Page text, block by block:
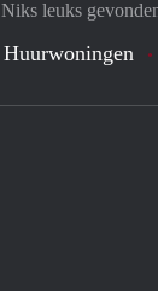
Niks leuks
Huurwoningen